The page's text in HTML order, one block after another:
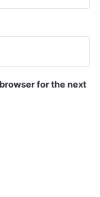
for the next